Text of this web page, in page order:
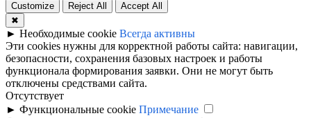
Customize Reject All
Accept All
✖
► Необходимые cookie Всегда активны
Эти cookies нужны для корректной работы сайта: навигации,
безопасности, сохранения базовых настроек и работы
функционала формирования заявки. Они не могут быть
отключены средствами сайта.
Отсутствует
► Функциональные cookie Примечание